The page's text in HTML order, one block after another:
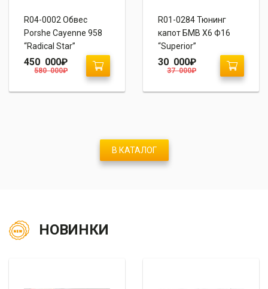
R04-0002 Обвес
Porshe Cayenne 958
“Radical Star”
580 000₽
450 000₽
R01-0284 Тюнинг
капот БМВ Х6 Ф16
“Superior”
37 000₽
30 000₽
В КАТАЛОГ
НОВИНКИ